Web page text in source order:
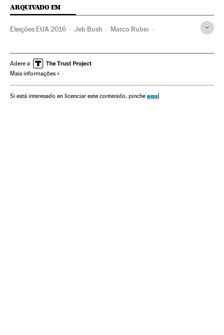
ARQUIVADO EM
Eleições EUA 2016 Jeb Bush Marco Rubio
Partido Democrata EUA Partido Republicano EUA
Eleições EUA
Partidos políticos Política Estados Unidos
Adere a
Mais informações
Si está interesado en licenciar este contenido, pinche aquí